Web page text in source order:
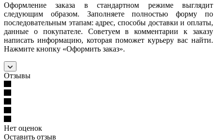
Оформление заказа в стандартном режиме выглядит
следующим образом. Заполняете полностью форму по
последовательным этапам: адрес, способы доставки и оплаты,
данные о покупателе. Советуем в комментарии к заказу
написать информацию, которая поможет курьеру вас найти.
Нажмите кнопку «Оформить заказ».
Отзывы
Нет оценок
Оставить отзыв